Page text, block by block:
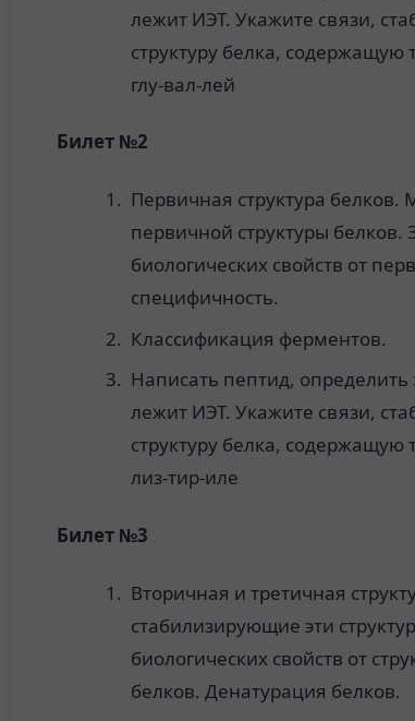
лежит ИЭТ. Укажите связи,
структуру белка, содержащую
глу-вал-лей
Билет №2
Первичная структура
первичной структуры белков.
биологических свойств от
специфичность.
Классификация ферментов.
Написать пептид, определить
лежит ИЭТ. Укажите связи,
структуру белка, содержащую
лиз-тир-иле
Билет №3
Вторичная и третичная
стабилизирующие эти
биологических свойств от
белков. Денатурация белков.